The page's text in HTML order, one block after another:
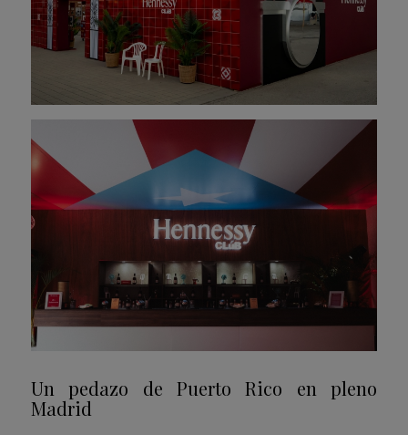
Un pedazo de Puerto Rico en pleno
Madrid